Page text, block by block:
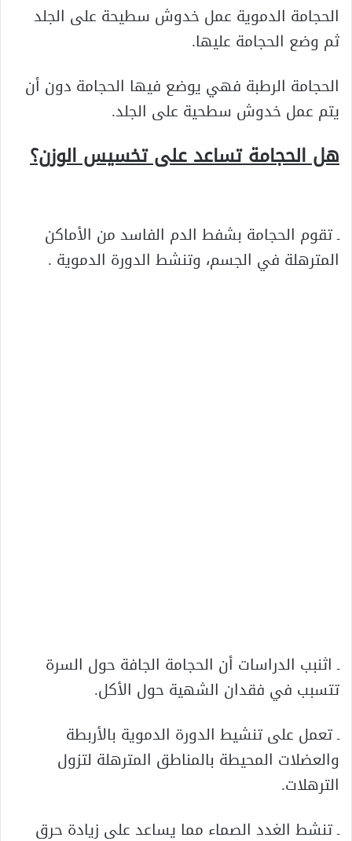
الحجامة الدموية عمل خدوش سطيحة على الجلد
ثم وضع الحجامة عليها.
الحجامة الرطبة فهي يوضع فيها الحجامة دون أن
يتم عمل خدوش سطحية على الجلد.
هل الحجامة تساعد على تخسيس الوزن؟
ـ تقوم الحجامة بشفط الدم الفاسد من الأماكن
المترهلة في الجسم، وتنشط الدورة الدموية .
ـ اثنبب الدراسات أن الحجامة الجافة حول السرة
تتسبب في فقدان الشهية حول الأكل.
ـ تعمل على تنشيط الدورة الدموية بالأربطة
والعضلات المحيطة بالمناطق المترهلة لتزول
الترهلات.
ـ تنشط الغدد الصماء مما يساعد على زيادة حرق